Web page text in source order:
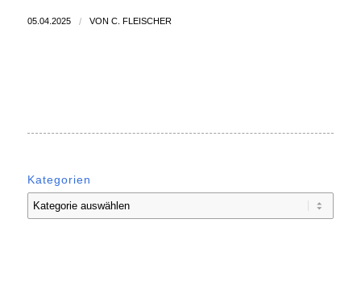
05.04.2025 / VON C. FLEISCHER
Kategorien
Kategorien